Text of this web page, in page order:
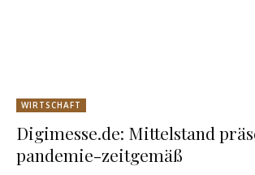
WIRTSCHAFT
Digimesse.de: Mittelstand
pandemie-zeitgemäß